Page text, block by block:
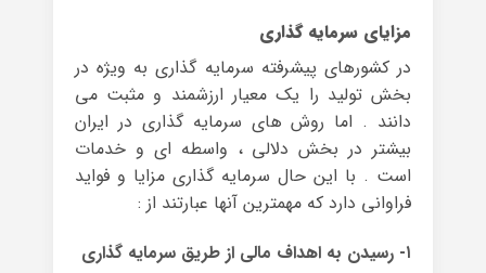
مزایای سرمایه گذاری
در کشورهای پیشرفته سرمایه گذاری به ویژه در
بخش تولید را یک معیار ارزشمند و مثبت می
دانند . اما روش های سرمایه گذاری در ایران
بیشتر در بخش دلالی ، واسطه ای و خدمات
است . با این حال سرمایه گذاری مزایا و فواید
فراوانی دارد که مهمترین آنها عبارتند از :
۱- رسیدن به اهداف مالی از طریق سرمایه گذاری